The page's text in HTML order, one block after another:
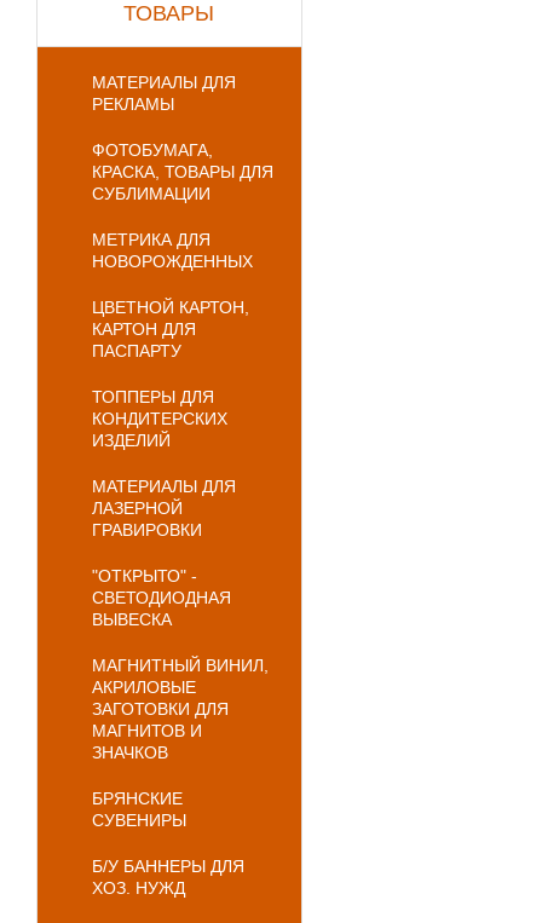
ТОВАРЫ
МАТЕРИАЛЫ ДЛЯ
РЕКЛАМЫ
ФОТОБУМАГА,
КРАСКА, ТОВАРЫ ДЛЯ
СУБЛИМАЦИИ
МЕТРИКА ДЛЯ
НОВОРОЖДЕННЫХ
ЦВЕТНОЙ КАРТОН,
КАРТОН ДЛЯ
ПАСПАРТУ
ТОППЕРЫ ДЛЯ
КОНДИТЕРСКИХ
ИЗДЕЛИЙ
МАТЕРИАЛЫ ДЛЯ
ЛАЗЕРНОЙ
ГРАВИРОВКИ
"ОТКРЫТО" -
СВЕТОДИОДНАЯ
ВЫВЕСКА
МАГНИТНЫЙ ВИНИЛ,
АКРИЛОВЫЕ
ЗАГОТОВКИ ДЛЯ
МАГНИТОВ И
ЗНАЧКОВ
БРЯНСКИЕ
СУВЕНИРЫ
Б/У БАННЕРЫ ДЛЯ
ХОЗ. НУЖД